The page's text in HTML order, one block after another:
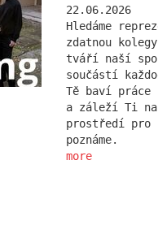
22.06.2026
Hledáme
zdatnou
tváří naší
součástí
Tě baví práce
a záleží Ti na
prostředí
poznáme.
more